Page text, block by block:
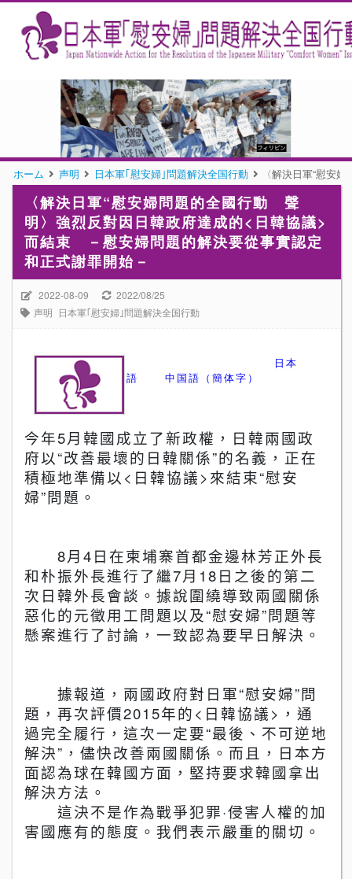
ホーム 声明 日本軍｢慰安婦｣問題解決全国行動 〈解決日軍“慰安
〈解決日軍“慰安婦問題的全國行動 聲
明〉強烈反對因日韓政府達成的<日韓協議>
而結束 －慰安婦問題的解決要從事實認定
和正式謝罪開始－
2022-08-09
2022/08/25
声明 日本軍｢慰安婦｣問題解決全国行動
日本
語
中国語（簡体字）
今年5月韓國成立了新政權，日韓兩國政
府以“改善最壞的日韓關係”的名義，正在
積極地準備以< 日韓協議>來結束“慰安
婦”問題。
8月4日在柬埔寨首都金邊林芳正外長
和朴振外長進行了繼7月 18日之後的第二
次日韓外長會談。據說圍繞導致兩國關係
惡化的元徵用工問題以及“慰安婦”問題等
懸案進行了討論，一致認為要早日解決。
據報道，兩國政府對日軍“慰安婦”問
題，再次評價2015年的< 日韓協議> ，通
過完全履行，這次一定要“最後、不可逆地
解決” ，儘快改善兩國關係。而且，日本方
面認為球在韓國方面，堅持要求韓國拿出
解決方法。
這決不是作為戰爭犯罪·侵害人權的加
害國應有的態度。我們表示嚴重的關切。